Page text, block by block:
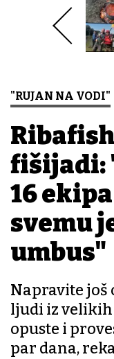
"RUJAN NA VODI"
fišijadi:
16
svemu
đumbus"
Napravite još
ljudi iz velikih
opuste i
par dana,